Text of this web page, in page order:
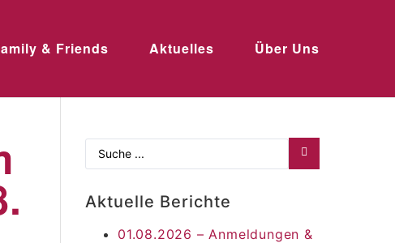
& Friends Aktuelles Über Uns
Aktuelle Berichte
01.08.2026 – Anmeldungen &